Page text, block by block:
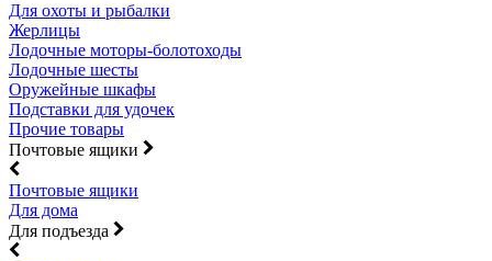
Для охоты и рыбалки
Жерлицы
Лодочные моторы-болотоходы
Лодочные шесты
Оружейные шкафы
Подставки для удочек
Прочие товары
Почтовые ящики
Почтовые ящики
Для дома
Для подъезда